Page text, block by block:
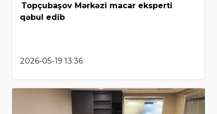
Topçubaşov Mərkəzi macar eksperti
qəbul edib
2026-05-19 13:36